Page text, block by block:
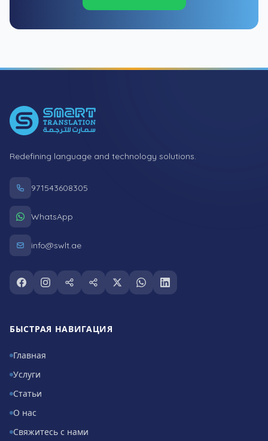
Redefining language and technology solutions.
971543608305
WhatsApp
info@swlt.ae
Follow us on facebook
Follow us on instagram
Follow us on snapchat
Follow us on tiktok
Follow us on twitter
Follow us on whatsapp
Follow us on linkedin
БЫСТРАЯ НАВИГАЦИЯ
Главная
Услуги
Статьи
О нас
Свяжитесь с нами